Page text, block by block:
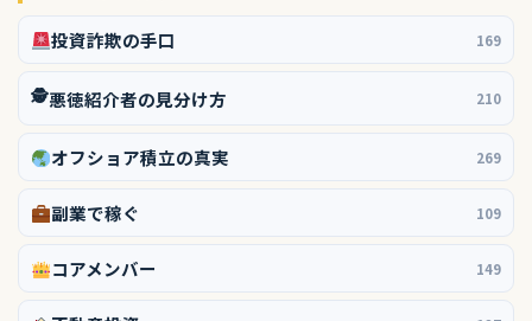
投資詐欺の手口 169
🕵️悪徳紹介者の見分け方 210
オフショア積立の真実 269
副業で稼ぐ 109
コアメンバー 149